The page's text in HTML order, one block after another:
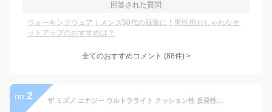
回答された質問
ウォーキングウェア｜メンズ50代の服装に！男性用おしゃれなセ
ットアップのおすすめは？
全てのおすすめコメント (88件) >
no. 2 ザ ミズノ エナジー ウルトラライト クッション性 反発性 スニーカー B1GE2102 スリッポン 折り畳みやすく出張 旅行にも